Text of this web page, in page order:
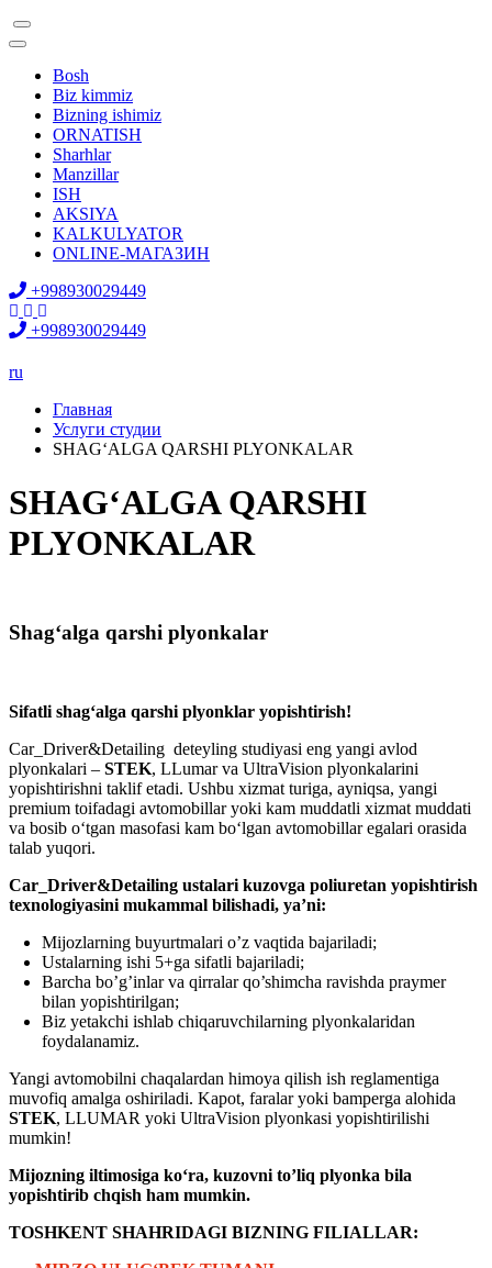
Bosh
Biz kimmiz
Bizning ishimiz
ORNATISH
Sharhlar
Manzillar
ISH
AKSIYA
KALKULYATOR
ONLINE-МАГАЗИН
+998930029449
+998930029449
ru
Главная
Услуги студии
SHAG‘ALGA QARSHI PLYONKALAR
SHAG‘ALGA QARSHI
PLYONKALAR
Shag‘alga qarshi plyonkalar
Sifatli shag‘alga qarshi plyonklar yopishtirish!
Car_Driver&Detailing deteyling studiyasi eng yangi avlod
plyonkalari – STEK, LLumar va UltraVision plyonkalarini
yopishtirishni taklif etadi. Ushbu xizmat turiga, ayniqsa, yangi
premium toifadagi avtomobillar yoki kam muddatli xizmat muddati
va bosib o‘tgan masofasi kam bo‘lgan avtomobillar egalari orasida
talab yuqori.
Car_Driver&Detailing ustalari kuzovga poliuretan yopishtirish
texnologiyasini mukammal bilishadi, ya’ni:
Mijozlarning buyurtmalari o’z vaqtida bajariladi;
Ustalarning ishi 5+ga sifatli bajariladi;
Barcha bo’g’inlar va qirralar qo’shimcha ravishda praymer
bilan yopishtirilgan;
Biz yetakchi ishlab chiqaruvchilarning plyonkalaridan
foydalanamiz.
Yangi avtomobilni chaqalardan himoya qilish ish reglamentiga
muvofiq amalga oshiriladi. Kapot, faralar yoki bamperga alohida
STEK, LLUMAR yoki UltraVision plyonkasi yopishtirilishi
mumkin!
Mijozning iltimosiga ko‘ra, kuzovni to’liq plyonka bila
yopishtirib chqish ham mumkin.
TOSHKENT SHAHRIDAGI BIZNING FILIALLAR: